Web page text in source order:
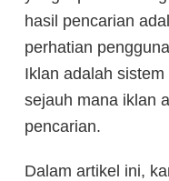
hasil pencarian
perhatian
Iklan adalah
sejauh mana iklan
pencarian.
Dalam artikel ini,